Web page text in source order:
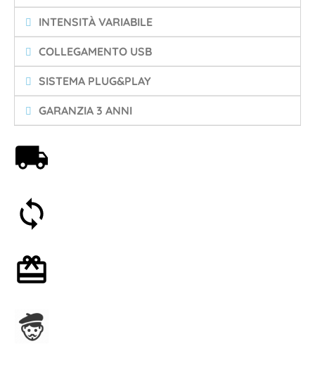
INTENSITÀ VARIABILE
COLLEGAMENTO USB
SISTEMA PLUG&PLAY
GARANZIA 3 ANNI